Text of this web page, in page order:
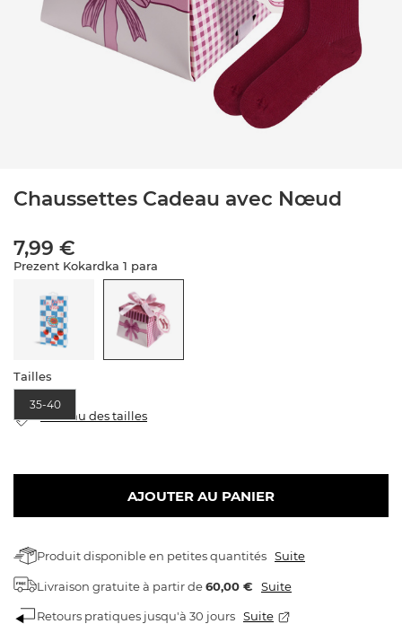
Chaussettes Cadeau avec Nœud
7,99 €
Prezent Kokardka 1 para
Tailles
35-40
tableau des tailles
AJOUTER AU PANIER
Produit disponible en petites quantités Suite
Livraison gratuiteà partir de60,00 € Suite
Retours pratiques jusqu'à 30 jours Suite